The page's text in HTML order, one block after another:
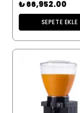
₺ 66,952.00
SEPETE EKLE